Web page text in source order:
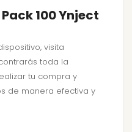
100 Ynject
visita
toda la
tu compra y
de manera efectiva y